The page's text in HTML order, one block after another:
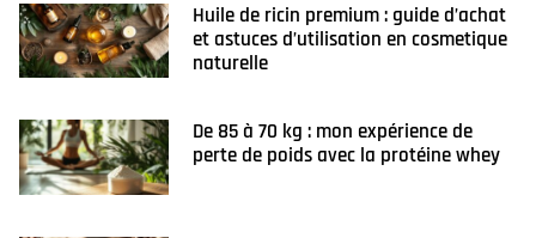
Huile de ricin premium : guide d’achat
et astuces d’utilisation en cosmetique
naturelle
De 85 à 70 kg : mon expérience de
perte de poids avec la protéine whey